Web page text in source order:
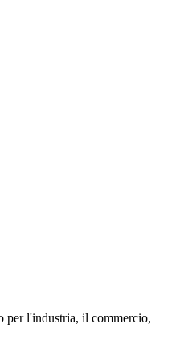
per l'industria, il commercio,